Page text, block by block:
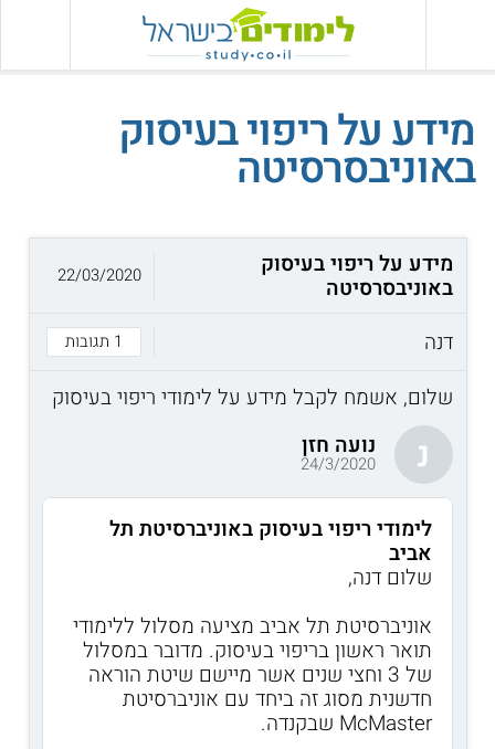
מידע על ריפוי בעיסוק
באוניבסרסיטה
מידע על ריפוי בעיסוק
באוניבסרסיטה
דנה
1 תגובות
22/03/2020
שלום, אשמח לקבל מידע על לימודי ריפוי בעיסוק
נ נועה חזן
24/3/2020
לימודי ריפוי בעיסוק באוניברסיטת תל
אביב
שלום דנה,
אוניברסיטת תל אביב מציעה מסלול ללימודי
תואר ראשון בריפוי בעיסוק. מדובר במסלול
של 3 וחצי שנים אשר מיישם שיטת הוראה
חדשנית מסוג זה ביחד עם אוניברסיטת
McMaster שבקנדה.